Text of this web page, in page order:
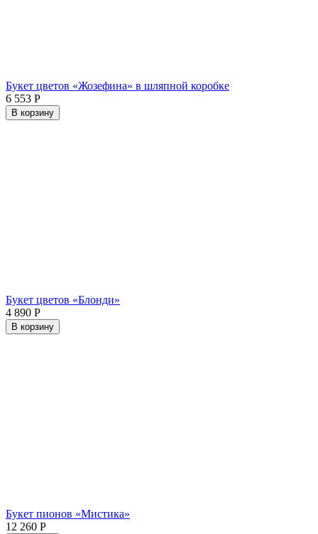
Букет цветов «Жозефина» в шляпной коробке
6 553 Р
В корзину
Букет цветов «Блонди»
4 890 Р
В корзину
Букет пионов «Мистика»
12 260 Р